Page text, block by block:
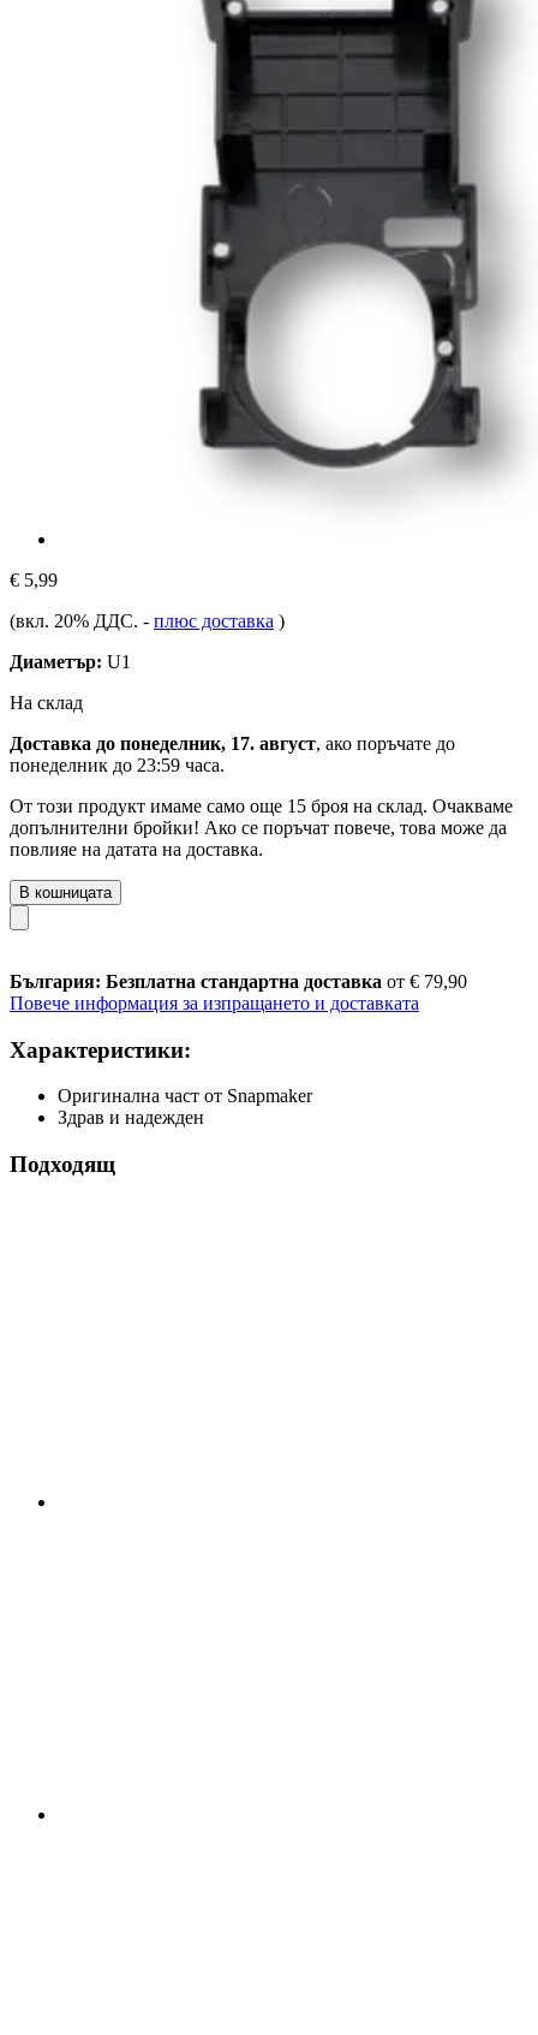
€ 5,99
(вкл. 20% ДДС. - плюс доставка )
Диаметър: U1
На склад
Доставка до понеделник, 17. август, ако поръчате до
понеделник до 23:59 часа.
От този продукт имаме само още 15 броя на склад. Очакваме
допълнителни бройки! Ако се поръчат повече, това може да
повлияе на датата на доставка.
В кошницата
България: Безплатна стандартна доставка от € 79,90
Повече информация за изпращането и доставката
Характеристики:
Оригинална част от Snapmaker
Здрав и надежден
Подходящ